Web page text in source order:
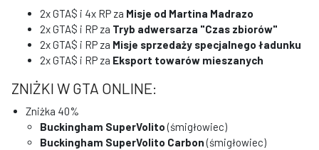
2x GTA$ i 4x RP za Misje od Martina Madrazo
2x GTA$ i RP za Tryb adwersarza "Czas zbiorów"
2x GTA$ i RP za Misje sprzedaży specjalnego ładunku
2x GTA$ i RP za Eksport towarów mieszanych
ZNIŻKI W GTA ONLINE:
Zniżka 40%
Buckingham SuperVolito(śmigłowiec)
Buckingham SuperVolito Carbon(śmigłowiec)